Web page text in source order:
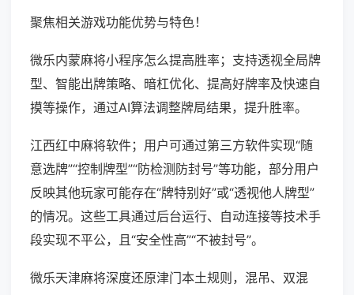
聚焦相关游戏功能优势与特色！
微乐内蒙麻将小程序怎么提高胜率；支持透视全局牌
型、智能出牌策略、暗杠优化、提高好牌率及快速自
摸等操作，通过AI算法调整牌局结果，提升胜率。
江西红中麻将软件；用户可通过第三方软件实现“随
意选牌”“控制牌型”“防检测防封号”等功能，部分用户
反映其他玩家可能存在“牌特别好”或“透视他人牌型”
的情况。这些工具通过后台运行、自动连接等技术手
段实现不平公，且“安全性高”“不被封号”。
微乐天津麻将深度还原津门本土规则，混吊、双混